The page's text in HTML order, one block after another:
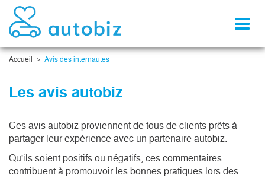
Accueil Avis des internautes
Les avis autobiz
Ces avis autobiz proviennent de tous de clients prêts à
partager leur expérience avec un partenaire autobiz.
Qu'ils soient positifs ou négatifs, ces commentaires
contribuent à promouvoir les bonnes pratiques lors des